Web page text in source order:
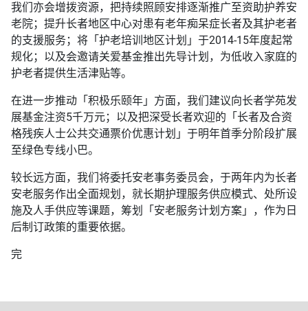
我们亦会增拨资源，把持续照顾安排逐渐推广至资助护养安
老院；提升长者地区中心对患有老年痴呆症长者及其护老者
的支援服务；将「护老培训地区计划」于2014-15年度起常
规化；以及会邀请关爱基金推出先导计划，为低收入家庭的
护老者提供生活津贴等。
在进一步推动「积极乐颐年」方面，我们建议向长者学苑发
展基金注资5千万元；以及把深受长者欢迎的「长者及合资
格残疾人士公共交通票价优惠计划」于明年首季分阶段扩展
至绿色专线小巴。
较长远方面，我们将委托安老事务委员会，于两年内为长者
安老服务作出全面规划，就长期护理服务供应模式、处所设
施及人手供应等课题，筹划「安老服务计划方案」，作为日
后制订政策的重要依据。
完